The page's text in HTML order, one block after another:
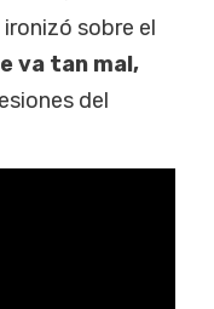
sobre el
va tan mal,
del